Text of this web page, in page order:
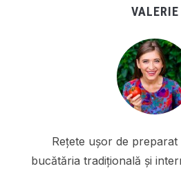
VALERIE
Rețete ușor de preparat
bucătăria tradițională și